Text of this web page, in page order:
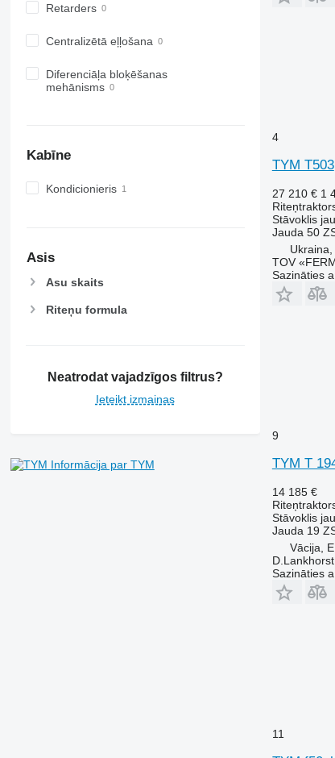
6510
6530
6600
6630
6810
6920
6930
7250
7260 R
7290 R
Retarders
Centralizētā eļļošana
Diferenciāļa bloķēšanas
mehānisms
Kabīne
Kondicionieris
Asis
Asu skaits
Riteņu formula
Neatrodat vajadzīgos filtrus?
Ieteikt izmaiņas
Informācija par TYM
4
TYM T503
27 210 € 1
Stāvoklis
Jauda 50
Ukraina,
TOV
Sazināties
9
TYM T
14 185 €
Stāvoklis
Jauda 19
Vācija,
Sazināties
11